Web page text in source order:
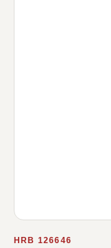
HRB 126646